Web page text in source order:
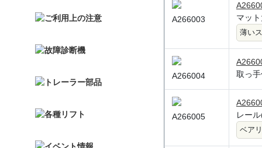
A266003
マッ
薄い
A266004
取っ
A266005
レー
ベア